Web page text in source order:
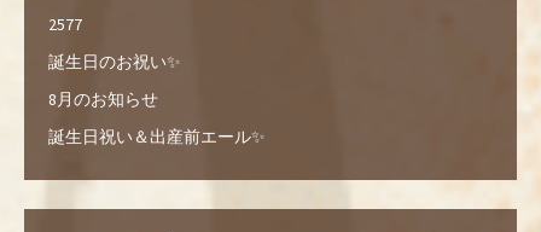
2577
誕生日のお祝い✨
8月のお知らせ
誕生日祝い＆出産前エール✨